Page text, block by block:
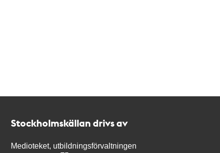
Stockholmskällan drivs av
Medioteket, utbildningsförvaltningen